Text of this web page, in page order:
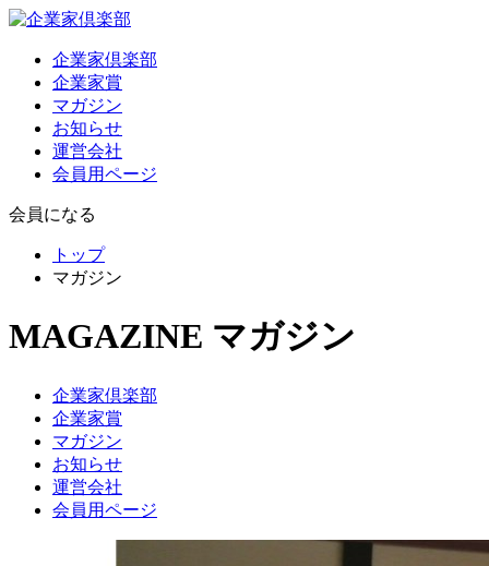
企業家倶楽部
企業家賞
マガジン
お知らせ
運営会社
会員用ページ
会員になる
トップ
マガジン
MAGAZINE マガジン
企業家倶楽部
企業家賞
マガジン
お知らせ
運営会社
会員用ページ